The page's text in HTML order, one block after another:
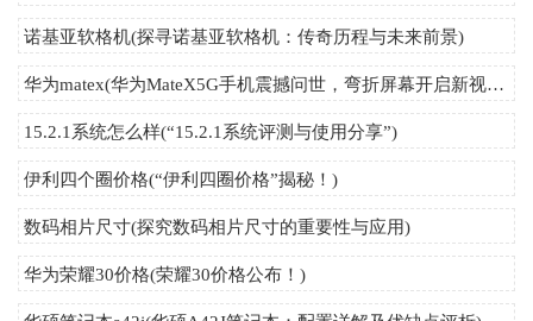
诺基亚软格机(探寻诺基亚软格机：传奇历程与未来前景)
华为matex(华为MateX5G手机震撼问世，弯折屏幕开启新视界！)
15.2.1系统怎么样(“15.2.1系统评测与使用分享”)
伊利四个圈价格(“伊利四圈价格”揭秘！)
数码相片尺寸(探究数码相片尺寸的重要性与应用)
华为荣耀30价格(荣耀30价格公布！)